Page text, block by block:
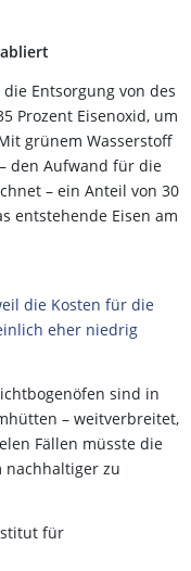
Entsorgung von des
Prozent Eisenoxid, um
grünem Wasserstoff
den Aufwand für die
– ein Anteil von 30
entstehende Eisen am
die Kosten für die
eher niedrig
sind in
– weitverbreitet,
Fällen müsste die
nachhaltiger zu
für